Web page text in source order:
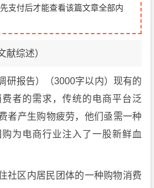
支付后才能查看该篇文章全部内
献综述）
研报告）（3000字以内）现有的
者的需求，传统的电商平台泛
者产生购物疲劳，他们亟需一种
为电商行业注入了一股新鲜血
社区内居民团体的一种购物消费